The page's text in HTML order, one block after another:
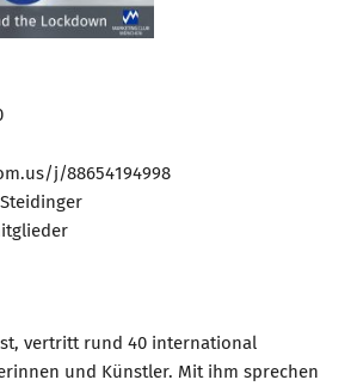
j/88654194998
vertritt rund 40 international
und Künstler. Mit ihm sprechen